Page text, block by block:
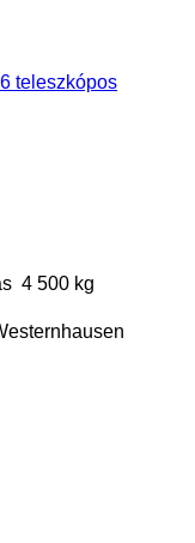
teleszkópos
4 500 kg